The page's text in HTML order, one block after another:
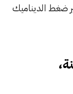
ضغط الديناميك